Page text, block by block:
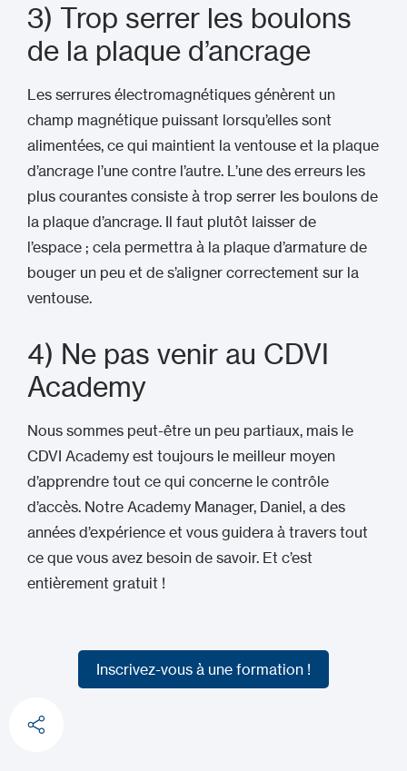
3) Trop serrer les boulons
de la plaque d’ancrage
Les serrures électromagnétiques génèrent un
champ magnétique puissant lorsqu’elles sont
alimentées, ce qui maintient la ventouse et la plaque
d’ancrage l’une contre l’autre. L’une des erreurs les
plus courantes consiste à trop serrer les boulons de
la plaque d’ancrage. Il faut plutôt laisser de
l’espace ; cela permettra à la plaque d’armature de
bouger un peu et de s’aligner correctement sur la
ventouse.
4) Ne pas venir au CDVI
Academy
Nous sommes peut-être un peu partiaux, mais le
CDVI Academy est toujours le meilleur moyen
d’apprendre tout ce qui concerne le contrôle
d’accès. Notre Academy Manager, Daniel, a des
années d’expérience et vous guidera à travers tout
ce que vous avez besoin de savoir. Et c’est
entièrement gratuit !
Inscrivez-vous à une formation !